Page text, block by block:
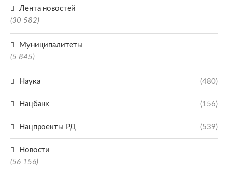
Лента новостей
(30 582)
Муниципалитеты
(5 845)
Наука (480)
Нацбанк (156)
Нацпроекты РД (539)
Новости
(56 156)